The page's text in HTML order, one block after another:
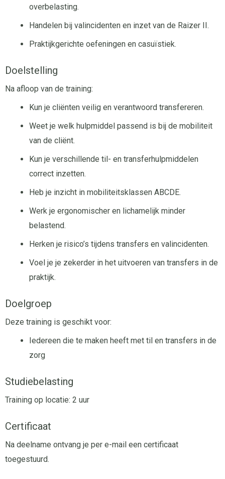
overbelasting.
Handelen bij valincidenten en inzet van de Raizer II.
Praktijkgerichte oefeningen en casuïstiek.
Doelstelling
Na afloop van de training:
Kun je cliënten veilig en verantwoord transfereren.
Weet je welk hulpmiddel passend is bij de mobiliteit
van de cliënt.
Kun je verschillende til- en transferhulpmiddelen
correct inzetten.
Heb je inzicht in mobiliteitsklassen ABCDE.
Werk je ergonomischer en lichamelijk minder
belastend.
Herken je risico’s tijdens transfers en valincidenten.
Voel je je zekerder in het uitvoeren van transfers in de
praktijk.
Doelgroep
Deze training is geschikt voor:
Iedereen die te maken heeft met til en transfers in de
zorg
Studiebelasting
Training op locatie: 2 uur
Certificaat
Na deelname ontvang je per e-mail een certificaat
toegestuurd.